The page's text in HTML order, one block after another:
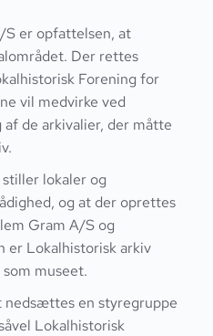
S er opfattelsen, at
Der rettes
Forening for
vil medvirke ved
de arkivalier, der måtte
lokaler og
og at der oprettes
Gram A/S og
er Lokalhistorisk arkiv
museet.
nedsættes en styregruppe
Lokalhistorisk